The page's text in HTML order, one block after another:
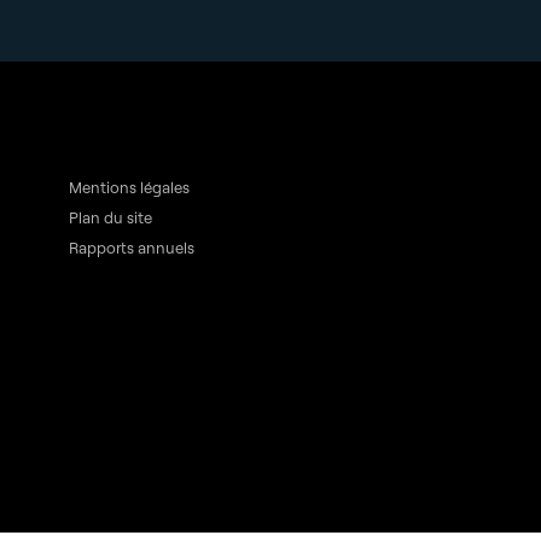
Mentions légales
Plan du site
Rapports annuels